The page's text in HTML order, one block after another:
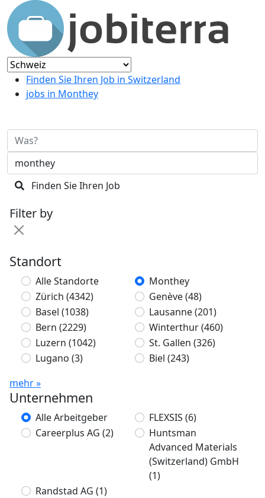
Finden Sie Ihren Job in Switzerland
jobs in Monthey
Finden Sie Ihren Job
Filter by
Standort
Alle Standorte
Monthey
Zürich (4342) Genève(48)
Basel (1038) Lausanne(201)
Bern (2229) Winterthur(460)
Luzern (1042) St. Gallen (326)
Lugano (3) Biel (243)
mehr »
Unternehmen
Alle Arbeitgeber FLEXSIS (6)
Careerplus AG (2)
Huntsman
Advanced Materials
(Switzerland) GmbH
(1)
Randstad AG (1)